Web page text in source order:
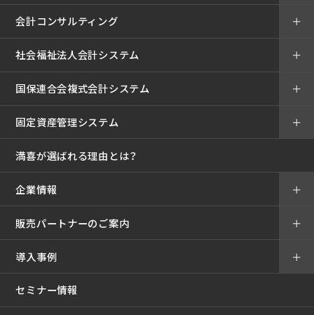
会計コンサルティング ＋
社会福祉法人会計システム ＋
国保連合会複式会計システム ＋
固定資産管理システム ＋
満喜が選ばれる理由とは？
企業情報 ＋
販売パートナーのご案内 ＋
導入事例
セミナー情報
＋